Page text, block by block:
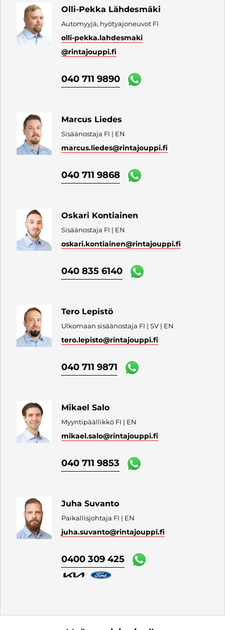
Olli-Pekka Lähdesmäki
Automyyjä, hyötyajoneuvot FI
olli-pekka.lahdesmaki
@rintajouppi.fi
040 711 9890
Marcus Liedes
Sisäänostaja FI | EN
marcus.liedes@rintajouppi.fi
040 711 9868
Oskari Kontiainen
Sisäänostaja FI | EN
oskari.kontiainen@rintajouppi.fi
040 835 6140
Tero Lepistö
Ulkomaan sisäänostaja FI | SV | EN
tero.lepisto@rintajouppi.fi
040 711 9871
Mikael Salo
Myyntipäällikkö FI | EN
mikael.salo@rintajouppi.fi
040 711 9853
Juha Suvanto
Paikallisjohtaja FI | EN
juha.suvanto@rintajouppi.fi
0400 309 425